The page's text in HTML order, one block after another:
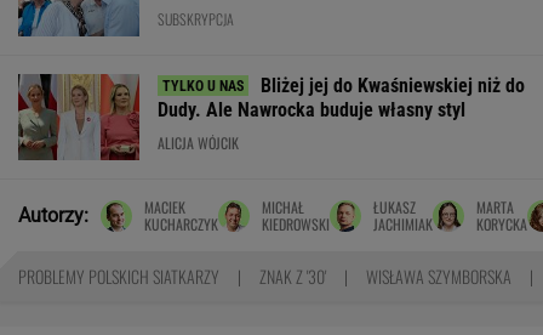
SUBSKRYPCJA
Bliżej jej do Kwaśniewskiej niż do
Dudy. Ale Nawrocka buduje własny styl
ALICJA WÓJCIK
Autorzy:
MACIEK
KUCHARCZYK
MICHAŁ
KIEDROWSKI
ŁUKASZ
JACHIMIAK
MARTA
KORYCKA
PROBLEMY POLSKICH SIATKARZY ZNAK Z '30' WISŁAWA SZYMBORSKA